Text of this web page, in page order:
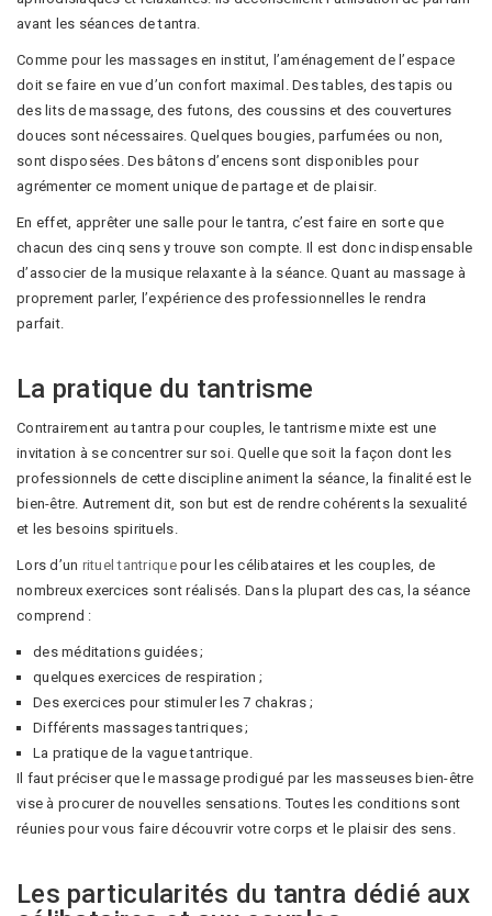
avant les séances de tantra.
Comme pour les massages en institut, l’aménagement de l’espace
doit se faire en vue d’un confort maximal. Des tables, des tapis ou
des lits de massage, des futons, des coussins et des couvertures
douces sont nécessaires. Quelques bougies, parfumées ou non,
sont disposées. Des bâtons d’encens sont disponibles pour
agrémenter ce moment unique de partage et de plaisir.
En effet, apprêter une salle pour le tantra, c’est faire en sorte que
chacun des cinq sens y trouve son compte. Il est donc indispensable
d’associer de la musique relaxante à la séance. Quant au massage à
proprement parler, l’expérience des professionnelles le rendra
parfait.
La pratique du tantrisme
Contrairement au tantra pour couples, le tantrisme mixte est une
invitation à se concentrer sur soi. Quelle que soit la façon dont les
professionnels de cette discipline animent la séance, la finalité est le
bien-être. Autrement dit, son but est de rendre cohérents la sexualité
et les besoins spirituels.
Lors d’un rituel tantriquepour les célibataires et les couples, de
nombreux exercices sont réalisés. Dans la plupart des cas, la séance
comprend :
des méditations guidées ;
quelques exercices de respiration ;
Des exercices pour stimuler les 7 chakras ;
Différents massages tantriques ;
La pratique de la vague tantrique.
Il faut préciser que le massage prodigué par les masseuses bien-être
vise à procurer de nouvelles sensations. Toutes les conditions sont
réunies pour vous faire découvrir votre corps et le plaisir des sens.
Les particularités du tantra dédié aux